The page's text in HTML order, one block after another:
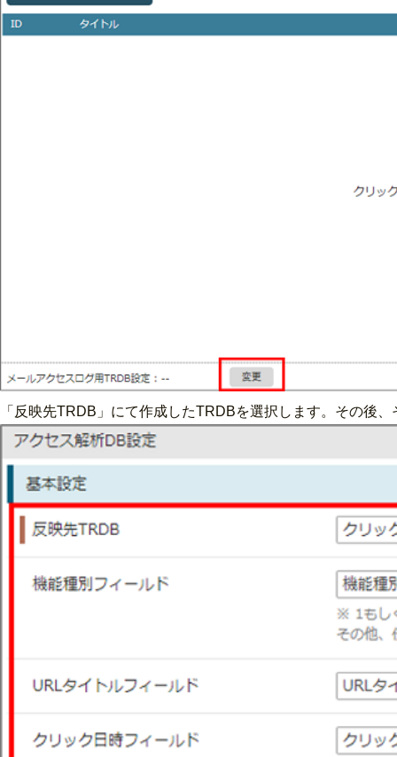
「反映先TRDB」にて作成したTRDBを選択します。その後